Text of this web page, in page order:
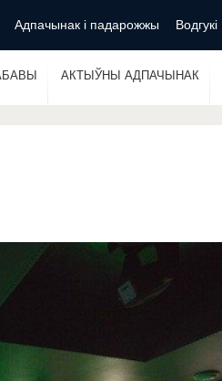
Адпачынак і падарожжы Водгукі
АКТЫЎНЫ АДПАЧЫНАК